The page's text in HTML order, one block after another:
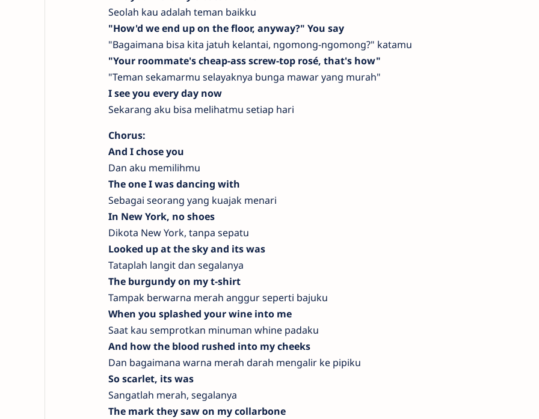
Seolah kau adalah teman baikku
"How'd we end up on the floor, anyway?" You say
"Bagaimana bisa kita jatuh kelantai, ngomong-ngomong?" katamu
"Your roommate's cheap-ass screw-top rosé, that's how"
"Teman sekamarmu selayaknya bunga mawar yang murah"
I see you every day now
Sekarang aku bisa melihatmu setiap hari
Chorus:
And I chose you
Dan aku memilihmu
The one I was dancing with
Sebagai seorang yang kuajak menari
In New York, no shoes
Dikota New York, tanpa sepatu
Looked up at the sky and its was
Tataplah langit dan segalanya
The burgundy on my t-shirt
Tampak berwarna merah anggur seperti bajuku
When you splashed your wine into me
Saat kau semprotkan minuman whine padaku
And how the blood rushed into my cheeks
Dan bagaimana warna merah darah mengalir ke pipiku
So scarlet, its was
Sangatlah merah, segalanya
The mark thеy saw on my collarbone